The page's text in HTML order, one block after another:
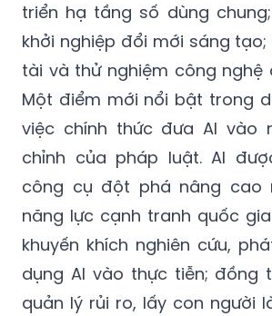
triển hạ tầng số dùng chung;
khởi nghiệp đổi mới sáng
tài và thử nghiệm công nghệ
Một điểm mới nổi bật trong
việc chính thức đưa AI vào
chỉnh của pháp luật. AI
công cụ đột phá nâng cao
năng lực cạnh tranh quốc
khuyến khích nghiên cứu,
dụng AI vào thực tiễn; đồng
quản lý rủi ro, lấy con người